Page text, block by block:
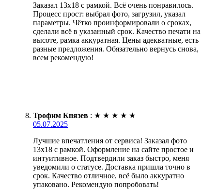
Заказал 13х18 с рамкой. Всё очень понравилось.
Процесс прост: выбрал фото, загрузил, указал
параметры. Чётко проинформировали о сроках,
сделали всё в указанный срок. Качество печати на
высоте, рамка аккуратная. Цены адекватные, есть
разные предложения. Обязательно вернусь снова,
всем рекомендую!
Трофим Князев : ★ ★ ★ ★ ★
05.07.2025
Лучшие впечатления от сервиса! Заказал фото
13х18 с рамкой. Оформление на сайте простое и
интуитивное. Подтвердили заказ быстро, меня
уведомили о статусе. Доставка пришла точно в
срок. Качество отличное, всё было аккуратно
упаковано. Рекомендую попробовать!